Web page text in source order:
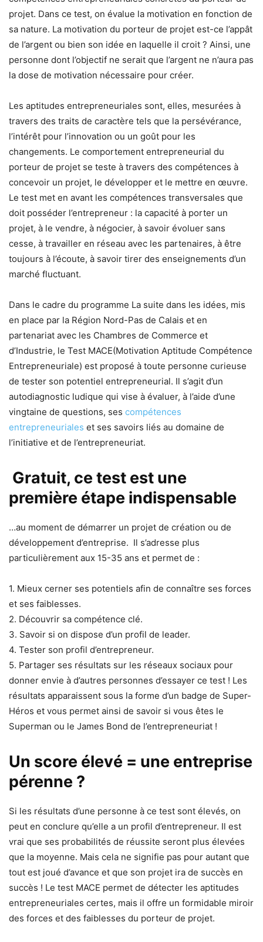
projet. Dans ce test, on évalue la motivation en fonction de
sa nature. La motivation du porteur de projet est-ce l’appât
de l’argent ou bien son idée en laquelle il croit ? Ainsi, une
personne dont l’objectif ne serait que l’argent ne n’aura pas
la dose de motivation nécessaire pour créer.
Les aptitudes entrepreneuriales sont, elles, mesurées à
travers des traits de caractère tels que la persévérance,
l’intérêt pour l’innovation ou un goût pour les
changements. Le comportement entrepreneurial du
porteur de projet se teste à travers des compétences à
concevoir un projet, le développer et le mettre en œuvre.
Le test met en avant les compétences transversales que
doit posséder l’entrepreneur : la capacité à porter un
projet, à le vendre, à négocier, à savoir évoluer sans
cesse, à travailler en réseau avec les partenaires, à être
toujours à l’écoute, à savoir tirer des enseignements d’un
marché fluctuant.
Dans le cadre du programme La suite dans les idées, mis
en place par la Région Nord-Pas de Calais et en
partenariat avec les Chambres de Commerce et
d’Industrie, le Test MACE(Motivation Aptitude Compétence
Entrepreneuriale) est proposé à toute personne curieuse
de tester son potentiel entrepreneurial. Il s’agit d’un
autodiagnostic ludique qui vise à évaluer, à l’aide d’une
vingtaine de questions, ses compétences
entrepreneuriales et ses savoirs liés au domaine de
l’initiative et de l’entrepreneuriat.
Gratuit, ce test est une
première étape indispensable
…au moment de démarrer un projet de création ou de
développement d’entreprise. Il s’adresse plus
particulièrement aux 15-35 ans et permet de :
1. Mieux cerner ses potentiels afin de connaître ses forces
et ses faiblesses.
2. Découvrir sa compétence clé.
3. Savoir si on dispose d’un profil de leader.
4. Tester son profil d’entrepreneur.
5. Partager ses résultats sur les réseaux sociaux pour
donner envie à d’autres personnes d’essayer ce test ! Les
résultats apparaissent sous la forme d’un badge de Super-
Héros et vous permet ainsi de savoir si vous êtes le
Superman ou le James Bond de l’entrepreneuriat !
Un score élevé = une entreprise
pérenne ?
Si les résultats d’une personne à ce test sont élevés, on
peut en conclure qu’elle a un profil d’entrepreneur. Il est
vrai que ses probabilités de réussite seront plus élevées
que la moyenne. Mais cela ne signifie pas pour autant que
tout est joué d’avance et que son projet ira de succès en
succès ! Le test MACE permet de détecter les aptitudes
entrepreneuriales certes, mais il offre un formidable miroir
des forces et des faiblesses du porteur de projet.